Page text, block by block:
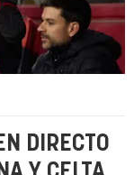
DIRECTO